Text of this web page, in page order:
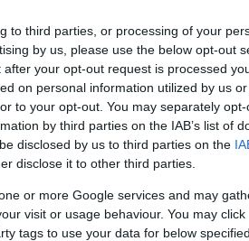
to third parties, or processing of your
by us, please use the below opt-out
your opt-out request is processed
on personal information utilized by us
to your opt-out. You may separately
by third parties on the IAB’s list of
disclosed by us to third parties on the
disclose it to other third parties.
or more Google services and may
visit or usage behaviour. You may
tags to use your data for below
tener que luchar por el
o tomar sangría
monumentos antiguos
del interior, los
de Barcelona y
España.